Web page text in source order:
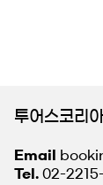
투어스코리
Email
Tel. 02-